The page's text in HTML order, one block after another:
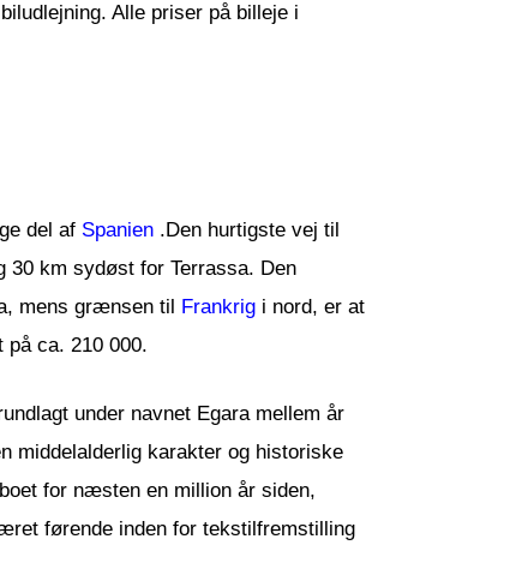
Alle priser på billeje i
del af Spanien .Den hurtigste vej til
30 km sydøst for Terrassa. Den
mens grænsen til Frankrig i nord, er at
ca. 210 000.
under navnet Egara mellem år
middelalderlig karakter og historiske
for næsten en million år siden,
førende inden for tekstilfremstilling